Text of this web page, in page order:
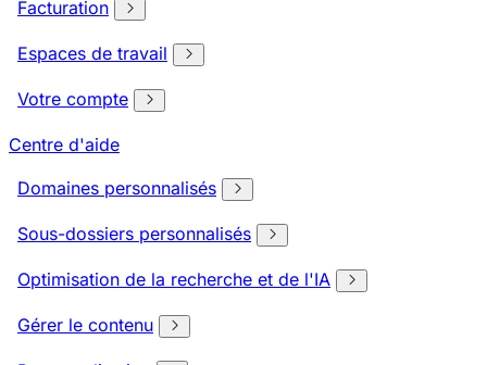
Facturation
Espaces de travail
Votre compte
Centre d'aide
Domaines personnalisés
Sous-dossiers personnalisés
Optimisation de la recherche et de l'IA
Gérer le contenu